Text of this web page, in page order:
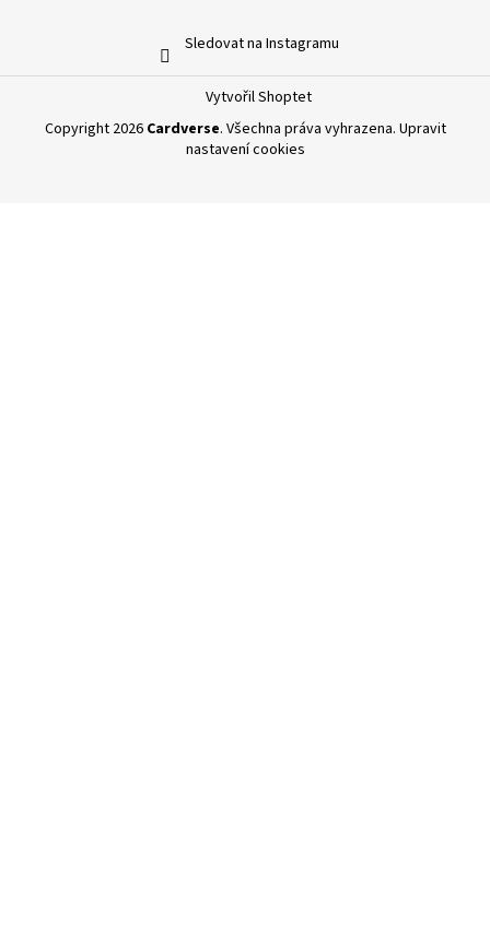
Sledovat na Instagramu
Vytvořil Shoptet
Copyright 2026 Cardverse. Všechna práva vyhrazena. Upravit
nastavení cookies